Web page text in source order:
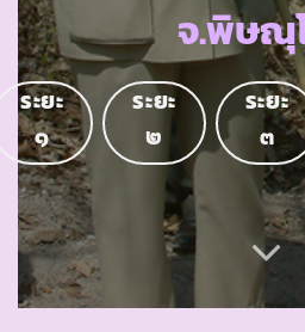
จ.พิษณุ
ระยะ
๑
ระยะ
๒
ระยะ
๓